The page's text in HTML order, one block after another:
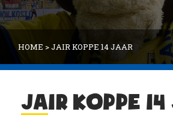
HOME >JAIR KOPPE 14 JAAR
JAIR KOPPE